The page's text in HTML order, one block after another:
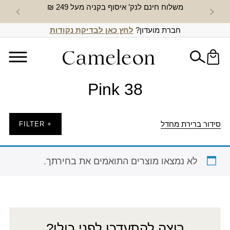
משלוח חינם לנק’ איסוף בקניה מעל 249 ₪ חדש
חברת מועדון? לחץ כאן לבדיקת נקודות
Pink 38
סידור ברירת מחדל + FILTER
לא נמצאו מוצרים התואמים את בחירתך.